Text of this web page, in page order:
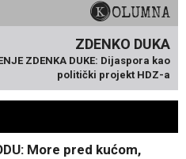
KOLUMNA
ZDENKO DUKA
ZDENKA DUKE: Dijaspora kao
politički projekt HDZ-a
More pred kućom,